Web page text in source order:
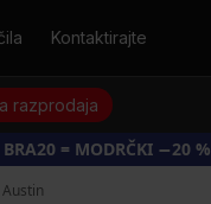
Kontaktirajte
razprodaja
= MODRČKI −20 %